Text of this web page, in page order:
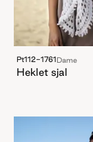
Pt112-1761Dame
Heklet sjal